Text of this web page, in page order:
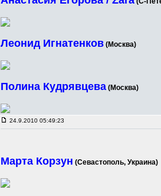
Леонид Игнатенков (Москва)
Полина Кудрявцева (Москва)
24.9.2010 05:49:23
Марта Корзун (Севастополь, Украина)